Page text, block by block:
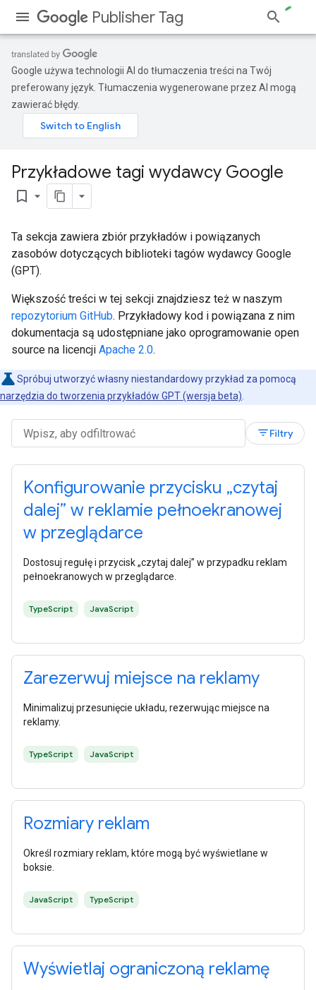
Publisher Tag
Google używa technologii AI do tłumaczenia treści na Twój
preferowany język. Tłumaczenia wygenerowane przez AI mogą
zawierać błędy.
Przykładowe tagi wydawcy Google
bookmark_border
Ta sekcja zawiera zbiór przykładów i powiązanych
zasobów dotyczących biblioteki tagów wydawcy Google
(GPT).
Większość treści w tej sekcji znajdziesz też w naszym
repozytorium GitHub. Przykładowy kod i powiązana z nim
dokumentacja są udostępniane jako oprogramowanie open
source na licencji Apache 2.0.
Spróbuj utworzyć własny niestandardowy przykład za pomocą
narzędzia do tworzenia przykładów GPT (wersja beta)
filter_listFiltry
Konfigurowanie przycisku „czytaj
dalej” w reklamie pełnoekranowej
w przeglądarce
Dostosuj regułę i przycisk „czytaj dalej” w przypadku reklam
pełnoekranowych w przeglądarce.
TypeScript JavaScript
Zarezerwuj miejsce na reklamy
Minimalizuj przesunięcie układu, rezerwując miejsce na
reklamy.
TypeScript JavaScript
Rozmiary reklam
Określ rozmiary reklam, które mogą być wyświetlane w
boksie.
JavaScript TypeScript
Wyświetlaj ograniczoną reklamę